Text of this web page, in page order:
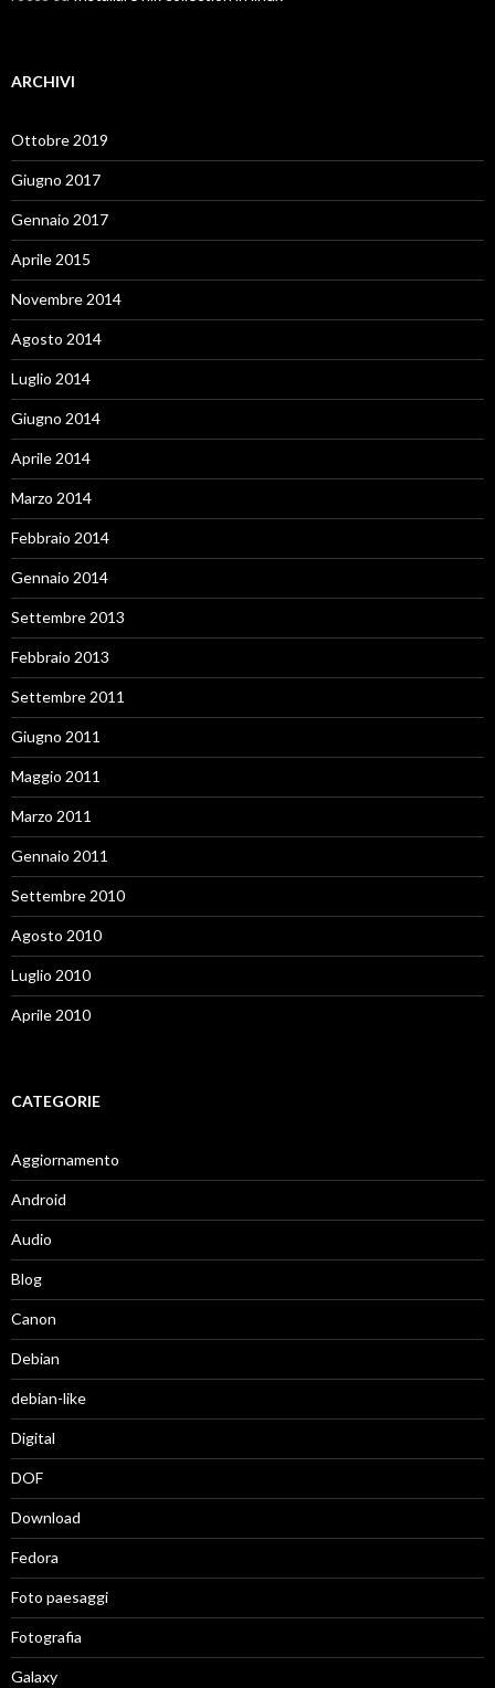
ARCHIVI
Ottobre 2019
Giugno 2017
Gennaio 2017
Aprile 2015
Novembre 2014
Agosto 2014
Luglio 2014
Giugno 2014
Aprile 2014
Marzo 2014
Febbraio 2014
Gennaio 2014
Settembre 2013
Febbraio 2013
Settembre 2011
Giugno 2011
Maggio 2011
Marzo 2011
Gennaio 2011
Settembre 2010
Agosto 2010
Luglio 2010
Aprile 2010
CATEGORIE
Aggiornamento
Android
Audio
Blog
Canon
Debian
debian-like
Digital
DOF
Download
Fedora
Foto paesaggi
Fotografia
Galaxy